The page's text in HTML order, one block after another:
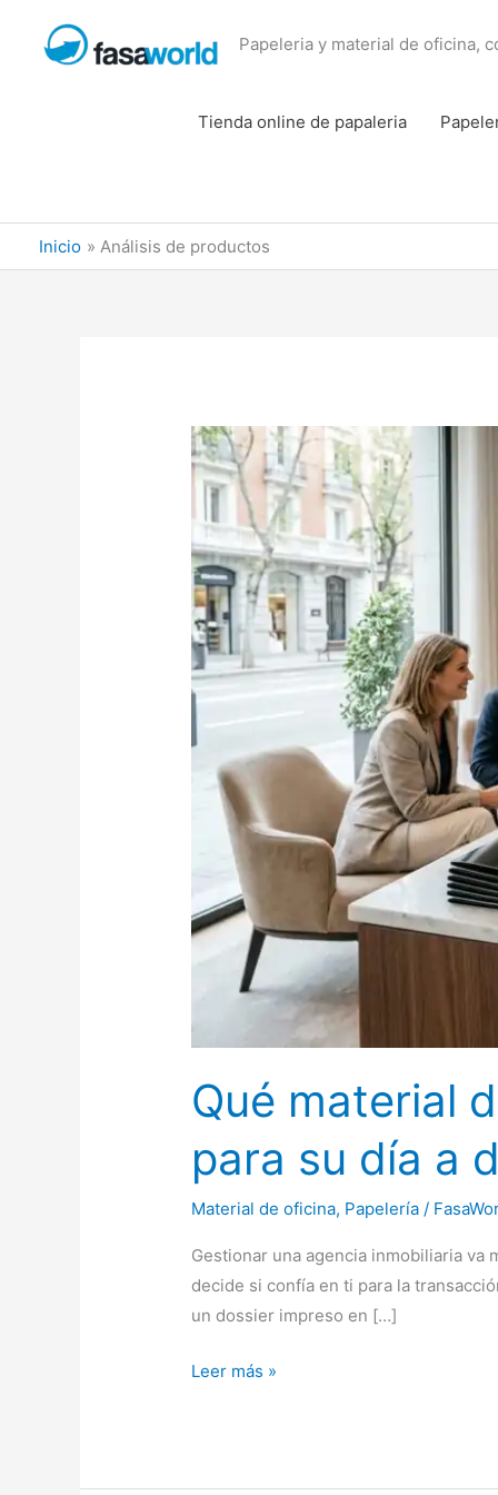
Papeleria y material de oficina,
Tienda online de papaleria
Inicio Análisis de productos
Qué material
para su día a
Material de oficina, Papelería /
Gestionar una agencia inmobiliaria va
decide si confía en ti para la
un dossier impreso en […]
Qué
necesita
Leer más »